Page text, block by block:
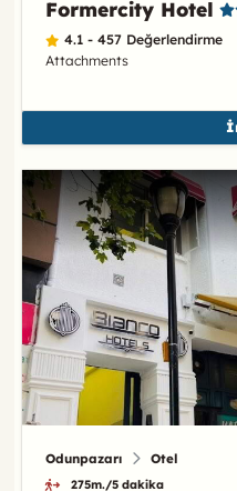
Formercity Hotel
4.1 - 457 Değerlendirme
Attachments
Odunpazarı Otel
275m./5 dakika